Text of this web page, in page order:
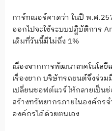
การ์ทเนอร์คาดว่า ในปี พ.ศ
ออกไปจะใช้ระบบปฏิบัติการ
เดิมที่วันนี้มีไม่ถึง 1%
เนื่องจากการพัฒนาเทคโนโล
เรื่องยาก บริษัทรถยนต์จึงร่ว
เปลี่ยนซอฟต์แวร์ให้กลายเป็น
สร้างทรัพยากรภายในองค์กร
องค์กรได้ด้วยตนเอง